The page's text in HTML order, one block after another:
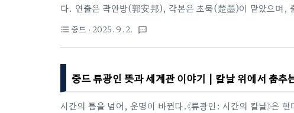
다. 연출은 곽안방(郭安邦), 각본은 초묵(楚墨)이 맡았으며,
으며, 6월 28일 기준 플랫폼 내 열도 13,726을 기록했다.2.
던 넷째 아들 조비양과 융합한다.폐재 소년은 이 사건을 계기
의 혼약이 한꺼번에 찾아오면서 인생의 전환점을 맞는다. 짓
format_list_bulleted 중드 · 2025. 9. 2. textsms
중드 류광인 뜻과 세계관 이야기 | 칼날 위에서 춤추
시간의 틈을 넘어, 운명이 바뀐다.《류광인: 시간의 칼날》은